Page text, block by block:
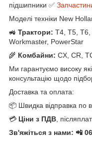
підшипники ✅
Моделі техніки New
🚜 Трактори: T4, T5, T6,
Workmaster, PowerStar
🌾 Комбайни: CX, CR,
Ми гарантуємо високу
консультацію щодо
Доставка та оплата:
📦 Швидка відправка по
💳 Ціни з ПДВ ,
Зв'яжіться з нами: 📲